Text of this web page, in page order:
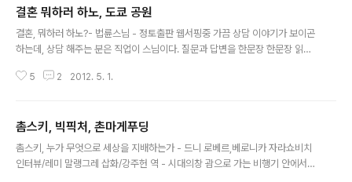
중을 차지하고 있는 그녀. 그녀의 시각에서 바라본 화차는 어떤 내용일까. 첫번
째 쇼코와 두번째 쇼코. 그녀들의 시선이 너무 궁금하다. 레슬리의 비밀일기 -
앨런 스트래튼 - 한길사 청소년 성장소설 이라고만 하기에는 그리 가볍지 않은
결혼 뭐하러 하노, 도쿄 공원
결혼, 뭐하러 하노?- 법륜스님 - 정토출판 웹서핑중 가끔 상담 이야기가 보이곤
하는데, 상담 해주는 분은 직업이 스님이다. 질문과 답변을 한문장 한문장 읽다
듣고 바로 이런 이야기를 해줄 수 있다니 정말 대단하다고 느꼈고, 기회가 된다
주례사이다. 아마 몇몇 사람들은 온라인 상에서 이미 봤을 수도 있다. 시작하기
에 앞서서. 결혼생활을 하면서. 아기를 갖게된다면 굳이 나누자면 총 세가지 주
제로 좋은 말씀을 해주신다. 내가 뭔가를 이야기 한다고 해서 책의 내용이 제대
5 2 2012. 5. 1.
촘스키, 빅픽처, 촌마게푸딩
촘스키, 누가 무엇으로 세상을 지배하는가 - 드니 로베르,베로니카 자라쇼비치
인터뷰/레미 말랭그레 삽화/강주헌 역 - 시대의창 괌으로 가는 비행기 안에서